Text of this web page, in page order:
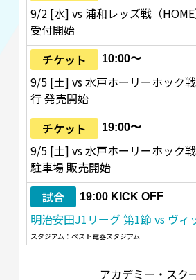
9/2 [水] vs 浦和レッズ戦（
受付開始
チケット
10:00〜
9/5 [土] vs 水戸ホーリーホック
行 発売開始
チケット
19:00〜
9/5 [土] vs 水戸ホーリーホック
駐車場 販売開始
試合
19:00 KICK OFF
明治安田J1リーグ 第1節 vs ヴィ
スタジアム：ベスト電器スタジアム
アカデミー・スク